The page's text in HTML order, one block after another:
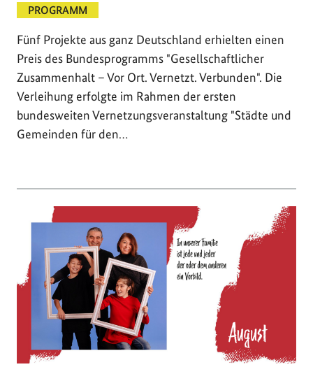
PROGRAMM
Fünf Projekte aus ganz Deutschland erhielten einen
Preis des Bundesprogramms "Gesellschaftlicher
Zusammenhalt – Vor Ort. Vernetzt. Verbunden". Die
Verleihung erfolgte im Rahmen der ersten
bundesweiten Vernetzungsveranstaltung "Städte und
Gemeinden für den…